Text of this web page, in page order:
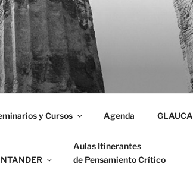
y Cursos Agenda GLAUCA
Aulas Itinerantes
de Pensamiento Crítico